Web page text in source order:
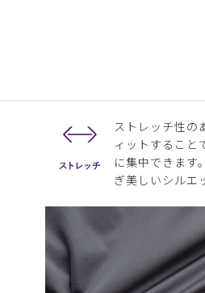
ストレッチ性の
ィットすること
に集中できます
ぎ美しいシルエ